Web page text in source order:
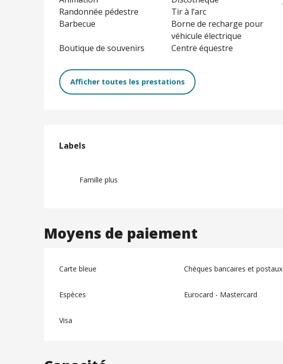
Randonnée pédestre
Tir à l’arc
Barbecue
Borne de recharge pour
véhicule électrique
Boutique de souvenirs
Centre équestre
Afficher toutes les prestations
Offres de prestations
Labels
Labels
Famille plus
Moyens de paiement
Carte bleue Chèques bancaires et postaux
Espèces Eurocard - Mastercard
Visa